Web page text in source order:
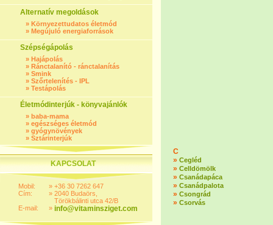
Alternatív megoldások
» Környezettudatos életmód
» Megújuló energiaforrások
Szépségápolás
» Hajápolás
» Ránctalanító - ránctalanítás
» Smink
» Szőrtelenítés - IPL
» Testápolás
Életmódinterjúk - könyvajánlók
» baba-mama
» egészséges életmód
» gyógynövények
» Sztárinterjúk
KAPCSOLAT
Mobil:
Cím:
E-mail:
»
»
»
+36 30 7262 647
2040 Budaörs,
Törökbálinti utca 42/B
info@vitaminsziget.com
C
» Cegléd
» Celldömölk
» Csanádapáca
» Csanádpalota
» Csongrád
» Csorvás